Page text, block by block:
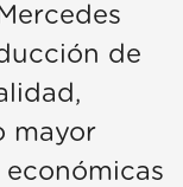
de
mayor